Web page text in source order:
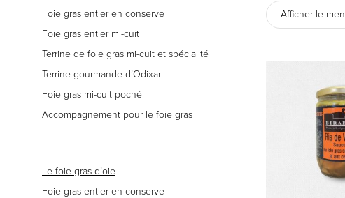
Afficher le
Foie gras entier en conserve
Foie gras entier mi-cuit
Terrine de foie gras mi-cuit et spécialité
Terrine gourmande d’Odixar
Foie gras mi-cuit poché
Accompagnement pour le foie gras
Le foie gras d’oie
Foie gras entier en conserve